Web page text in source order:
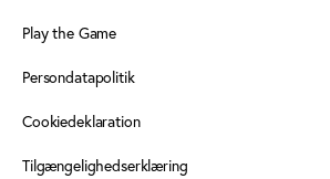
Play the Game
Persondatapolitik
Cookiedeklaration
Tilgængelighedserklæring